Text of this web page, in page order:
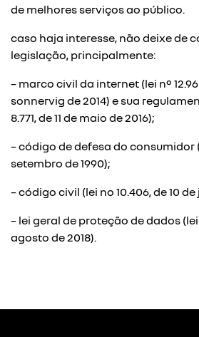
de melhores serviços ao público.
caso haja interesse, não deixe de
legislação, principalmente:
– marco civil da internet (lei nº
sonnervig de 2014) e sua
8.771, de 11 de maio de 2016);
– código de defesa do consumidor
setembro de 1990);
– código civil (lei no 10.406, de 10
– lei geral de proteção de dados (lei
agosto de 2018).